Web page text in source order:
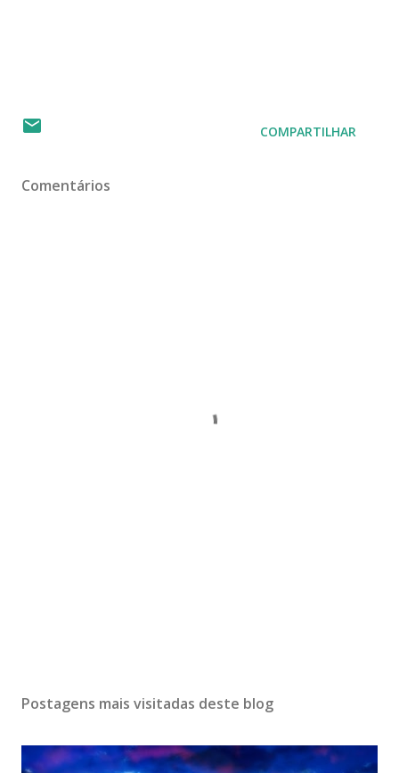
COMPARTILHAR
Comentários
Postagens mais visitadas deste blog